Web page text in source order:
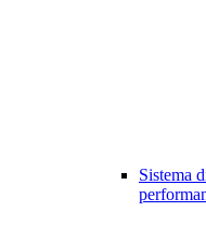
Sistema